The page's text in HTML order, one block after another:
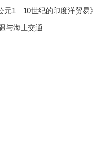
元1—10世纪的印度洋贸易》
与海上交通